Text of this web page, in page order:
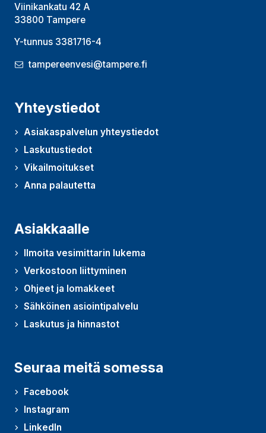
Viinikankatu 42 A
33800 Tampere
Y-tunnus 3381716-4
tampereenvesi@tampere.fi
Yhteystiedot
Asiakaspalvelun yhteystiedot
Laskutustiedot
Vikailmoitukset
Anna palautetta
Asiakkaalle
Ilmoita vesimittarin lukema
Verkostoon liittyminen
Ohjeet ja lomakkeet
Sähköinen asiointipalvelu
Laskutus ja hinnastot
Seuraa meitä somessa
Facebook
Instagram
LinkedIn